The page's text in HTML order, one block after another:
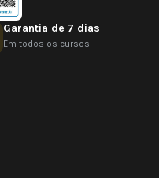
Garantia de 7 dias
Em todos os cursos